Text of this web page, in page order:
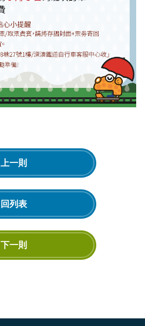
上一則
回列表
下一則